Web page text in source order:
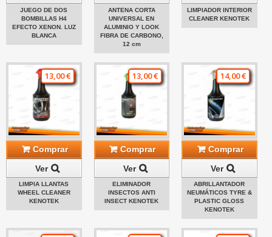
JUEGO DE DOS
BOMBILLAS H4
EFECTO XENON. LUZ
BLANCA
ANTENA CORTA
UNIVERSAL EN
ALUMINIO Y LOOK
FIBRA DE CARBONO,
12 cm
LIMPIADOR INTERIOR
CLEANER KENOTEK
13,00 €
Comprar
Ver
LIMPIA LLANTAS
WHEEL CLEANER
KENOTEK
13,00 €
Comprar
Ver
ELIMINADOR
INSECTOS ANTI
INSECT KENOTEK
14,00 €
Comprar
Ver
ABRILLANTADOR
NEUMÁTICOS TYRE &
PLASTIC GLOSS
KENOTEK